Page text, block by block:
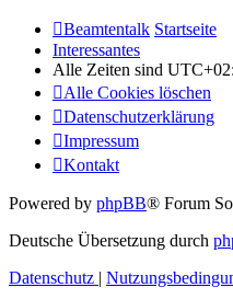
Beamtentalk Startseite
Interessantes
Alle Zeiten sind
Alle Cookies löschen
Datenschutzerklärung
Impressum
Kontakt
Powered by phpBB® Forum
Deutsche Übersetzung durch
Datenschutz |